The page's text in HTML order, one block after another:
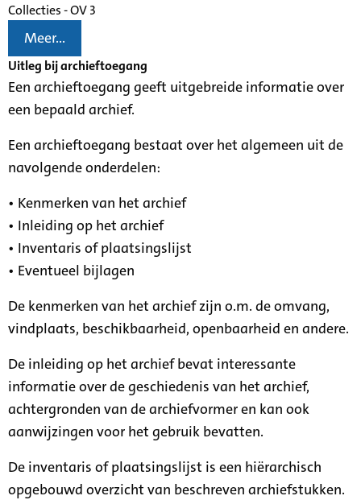
Collecties - OV 3
Meer...
Uitleg bij archieftoegang
Een archieftoegang geeft uitgebreide informatie over
een bepaald archief.
Een archieftoegang bestaat over het algemeen uit de
navolgende onderdelen:
• Kenmerken van het archief
• Inleiding op het archief
• Inventaris of plaatsingslijst
• Eventueel bijlagen
De kenmerken van het archief zijn o.m. de omvang,
vindplaats, beschikbaarheid, openbaarheid en andere.
De inleiding op het archief bevat interessante
informatie over de geschiedenis van het archief,
achtergronden van de archiefvormer en kan ook
aanwijzingen voor het gebruik bevatten.
De inventaris of plaatsingslijst is een hiërarchisch
opgebouwd overzicht van beschreven archiefstukken.